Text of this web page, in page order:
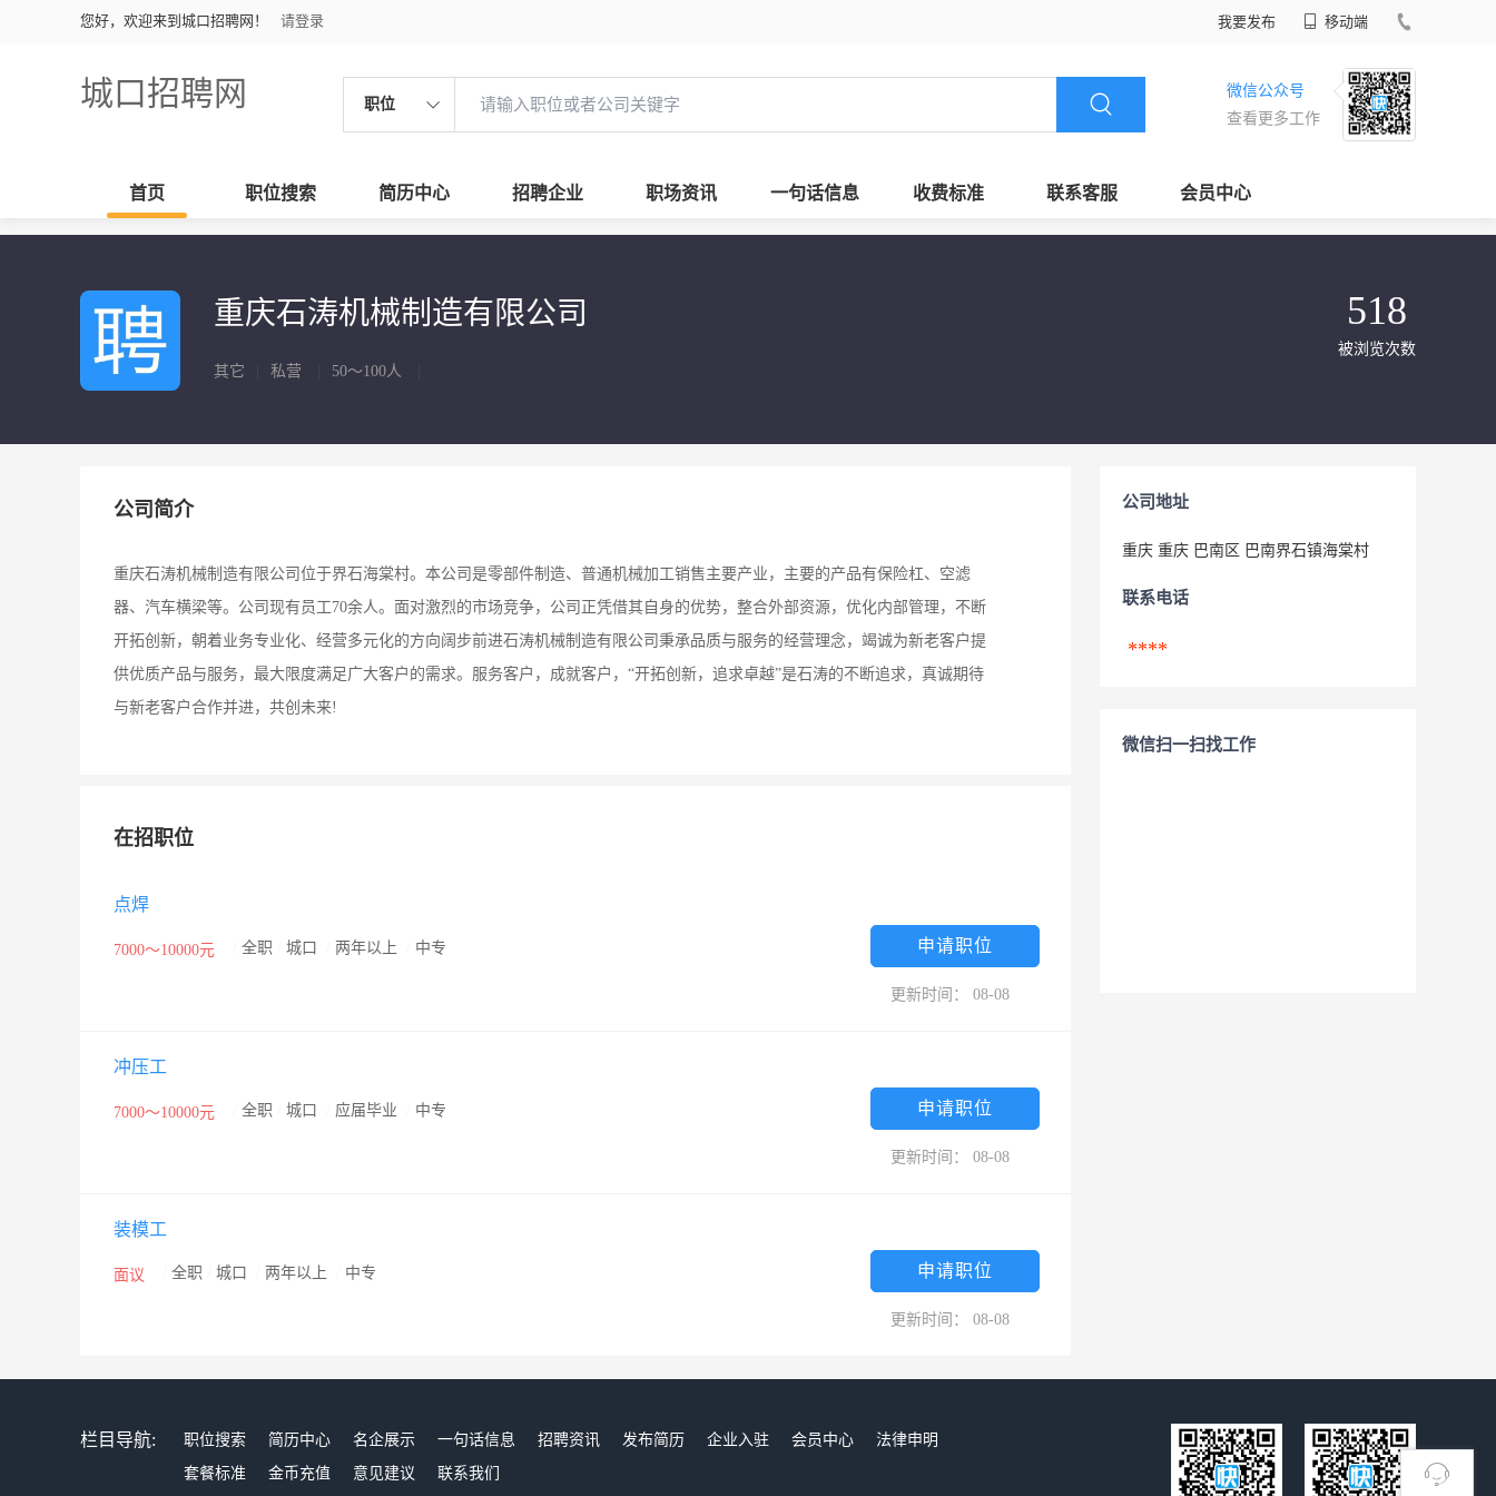
您好，欢迎来到城口招聘网！ 请登录 我要发布 移动端
城口招聘网 职位
微信公众号
查看更多工作
首页 职位搜索 简历中心 招聘企业 职场资讯 一句话信息 收费标准 联系客服 会员中心
重庆石涛机械制造有限公司
其它 私营 50～100人
518
被浏览次数
公司简介
重庆石涛机械制造有限公司位于界石海棠村。本公司是零部件制造、普通机械加工销售主要产业，主要的产品有保险杠、空滤
器、汽车横梁等。公司现有员工70余人。面对激烈的市场竞争，公司正凭借其自身的优势，整合外部资源，优化内部管理，不断
开拓创新，朝着业务专业化、经营多元化的方向阔步前进石涛机械制造有限公司秉承品质与服务的经营理念，竭诚为新老客户提
供优质产品与服务，最大限度满足广大客户的需求。服务客户，成就客户，“开拓创新，追求卓越”是石涛的不断追求，真诚期待
与新老客户合作并进，共创未来!
在招职位
点焊
7000～10000元 全职 城口 两年以上 中专 申请职位
更新时间： 08-08
冲压工
7000～10000元 全职 城口 应届毕业 中专 申请职位
更新时间： 08-08
装模工
面议 全职 城口 两年以上 中专 申请职位
更新时间： 08-08
公司地址
重庆 重庆 巴南区 巴南界石镇海棠村
联系电话
****
微信扫一扫找工作
栏目导航: 职位搜索 简历中心 名企展示 一句话信息 招聘资讯 发布简历 企业入驻 会员中心
法律申明
套餐标准
金币充值 意见建议 联系我们